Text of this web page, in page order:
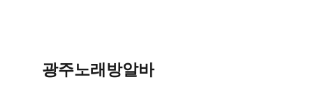
광주노래방알바